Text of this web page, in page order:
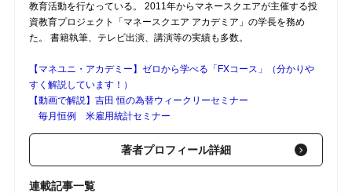
教育活動を行なっている。 2011年からマネースクエアが主催する投
資教育プロジェクト「マネースクエア アカデミア」の学長を務め
た。 書籍執筆、テレビ出演、講演等の実績も多数。
【マネユニ・アカデミー】ゼロから学べる「FXコース」（分かりや
すく解説しています！）
【動画で解説】吉田 恒の為替ウィークリーセミナー
毎月恒例 米雇用統計セミナー
著者プロフィール詳細
連載記事一覧